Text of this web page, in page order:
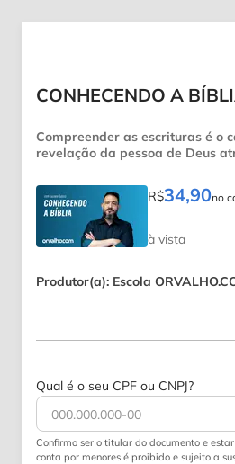
CONHECENDO A
Compreender as escrituras é o
revelação da pessoa de Deus
R$34,90no
à vista
Produtor(a): Escola
Qual é o seu CPF ou CNPJ?
Confirmo ser o titular do documento e
conta por menores é proibido e sujeito a